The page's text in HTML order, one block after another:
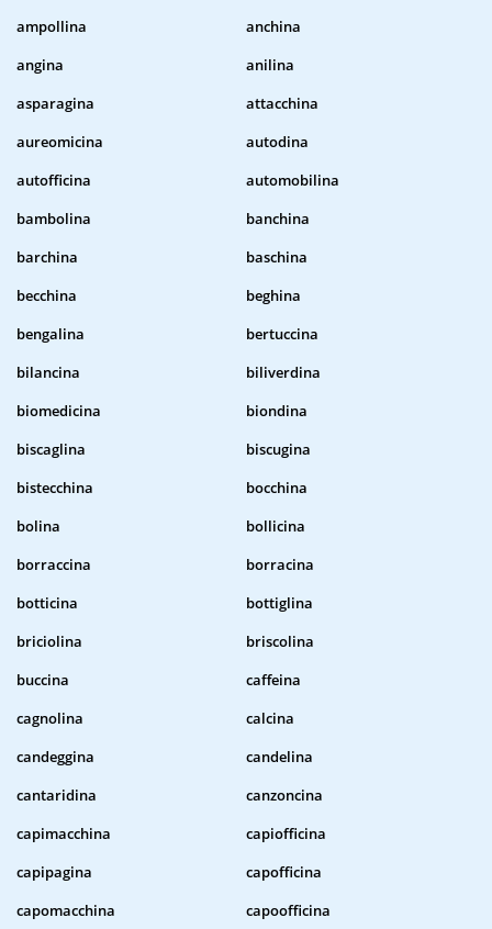
ampollina
anchina
angina
anilina
asparagina
attacchina
aureomicina
autodina
autofficina
automobilina
bambolina
banchina
barchina
baschina
becchina
beghina
bengalina
bertuccina
bilancina
biliverdina
biomedicina
biondina
biscaglina
biscugina
bistecchina
bocchina
bolina
bollicina
borraccina
borracina
botticina
bottiglina
briciolina
briscolina
buccina
caffeina
cagnolina
calcina
candeggina
candelina
cantaridina
canzoncina
capimacchina
capiofficina
capipagina
capofficina
capomacchina
capoofficina